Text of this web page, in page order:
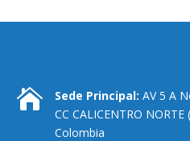
 Sede Principal: AV 5 A
CC CALICENTRO
Colombia